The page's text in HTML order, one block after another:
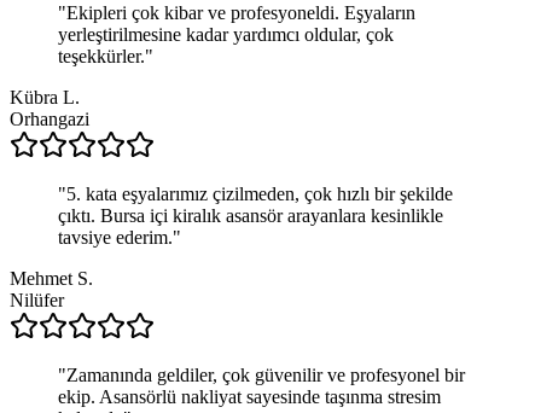
"Ekipleri çok kibar ve profesyoneldi. Eşyaların
yerleştirilmesine kadar yardımcı oldular, çok
teşekkürler."
Kübra L.
Orhangazi
"5. kata eşyalarımız çizilmeden, çok hızlı bir şekilde
çıktı. Bursa içi kiralık asansör arayanlara kesinlikle
tavsiye ederim."
Mehmet S.
Nilüfer
"Zamanında geldiler, çok güvenilir ve profesyonel bir
ekip. Asansörlü nakliyat sayesinde taşınma stresim